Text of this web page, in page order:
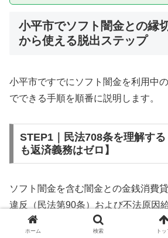
小平市でソフト闇金との縁
から使える脱出ステップ
小平市ですでにソフト闇金を利用中
でできる手順を順番に説明します。
STEP1｜民法708条を理解す
も返済義務はゼロ】
ソフト闇金を含む闇金との金銭消費
違反（民法第90条）および不法原因
に該当するため、法的には無効です
ホーム 検索 トッ